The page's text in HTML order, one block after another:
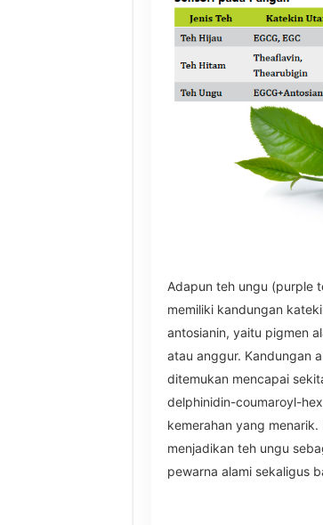
Adapun teh ungu (purple
memiliki kandungan
antosianin, yaitu pigmen
atau anggur. Kandungan
ditemukan mencapai
delphinidin-coumaroyl-
kemerahan yang
menjadikan teh ungu
pewarna alami sekaligus